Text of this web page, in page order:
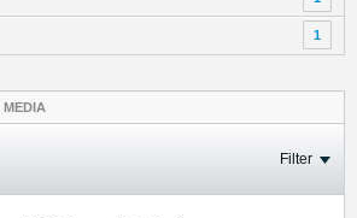
1
MEDIA
Filter